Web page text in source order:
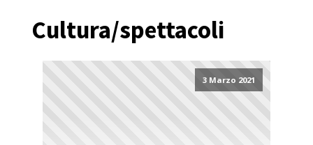
Cultura/spettacoli
3 Marzo 2021